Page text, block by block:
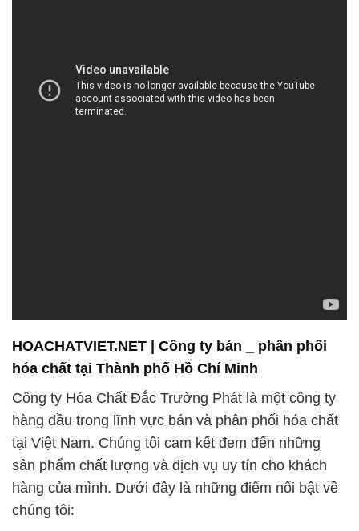
HOACHATVIET.NET | Công ty bán _ phân phối
hóa chất tại Thành phố Hồ Chí Minh
Công ty Hóa Chất Đắc Trường Phát là một công ty
hàng đầu trong lĩnh vực bán và phân phối hóa chất
tại Việt Nam. Chúng tôi cam kết đem đến những
sản phẩm chất lượng và dịch vụ uy tín cho khách
hàng của mình. Dưới đây là những điểm nổi bật về
chúng tôi: